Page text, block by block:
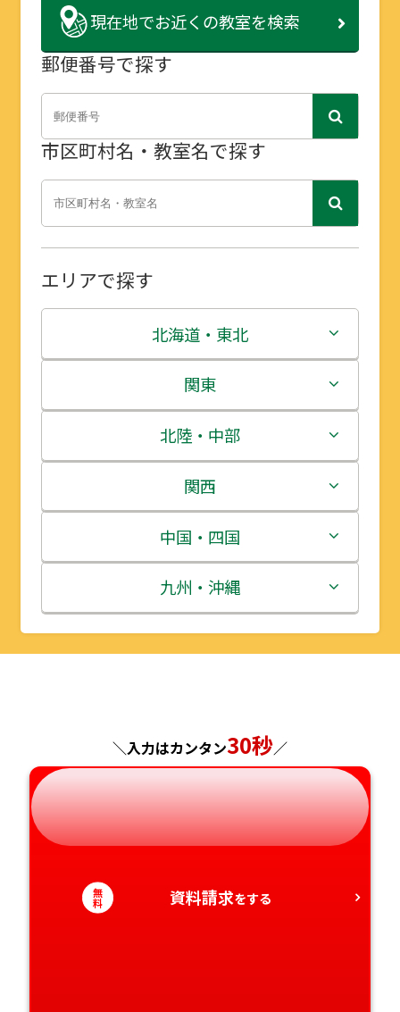
現在地でお近くの教室を検索
郵便番号で探す
市区町村名・教室名で探す
エリアで探す
北海道・東北
北海道
青森県
岩手県
宮城県
秋田県
山形県
関東
茨城県
栃木県
群馬県
埼玉県
千葉県
北陸・中部
新潟県
富山県
石川県
福井県
岐阜県
静岡県
関西
三重県
滋賀県
京都府
奈良県
和歌山県
中国・四国
鳥取県
島根県
山口県
徳島県
九州・沖縄
福岡県
熊本県
大分県
宮崎県
＼入力はカンタン30秒／
無
料 資料請求をする